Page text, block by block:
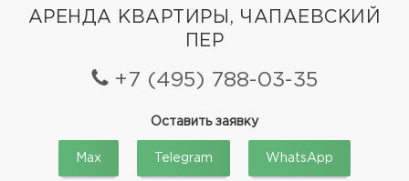
АРЕНДА КВАРТИРЫ, ЧАПАЕВСКИЙ
ПЕР
+7 (495) 788-03-35
Оставить заявку
Max Telegram WhatsApp